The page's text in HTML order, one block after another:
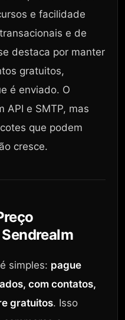
e facilidade
e de
destaca por manter
gratuitos,
é enviado. O
API e SMTP, mas
que podem
cresce.
simples: pague
com contatos,
gratuitos. Isso